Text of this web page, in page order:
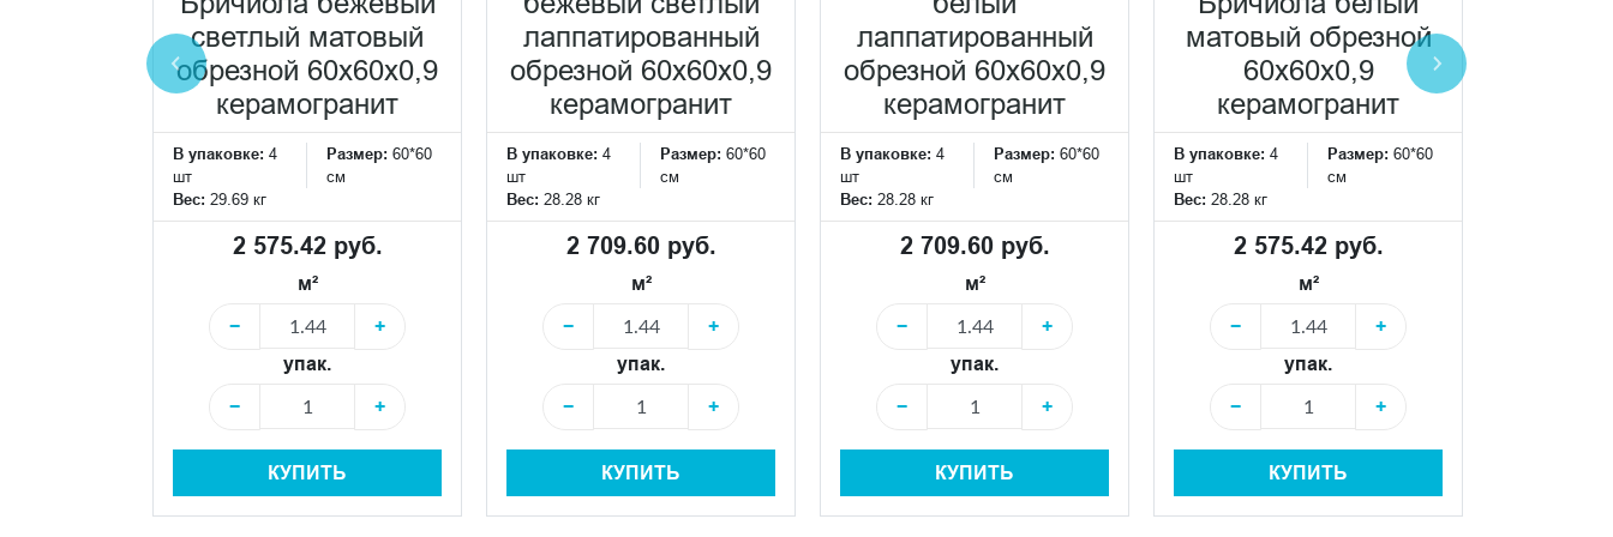
светлый матовый
обрезной 60x60x0,9
керамогранит
В упаковке: 4
шт
Размер: 60*60
см
Вес: 29.69 кг
2 575.42 руб.
м²
−
+
упак.
−
+
КУПИТЬ
лаппатированный
обрезной 60x60x0,9
керамогранит
В упаковке: 4
шт
Размер: 60*60
см
Вес: 28.28 кг
2 709.60 руб.
м²
−
+
упак.
−
+
КУПИТЬ
лаппатированный
обрезной 60x60x0,9
керамогранит
В упаковке: 4
шт
Размер: 60*60
см
Вес: 28.28 кг
2 709.60 руб.
м²
−
+
упак.
−
+
КУПИТЬ
матовый обрезной
60x60x0,9
керамогранит
В упаковке: 4
шт
Размер: 60*60
см
Вес: 28.28 кг
2 575.42 руб.
м²
−
+
упак.
−
+
КУПИТЬ